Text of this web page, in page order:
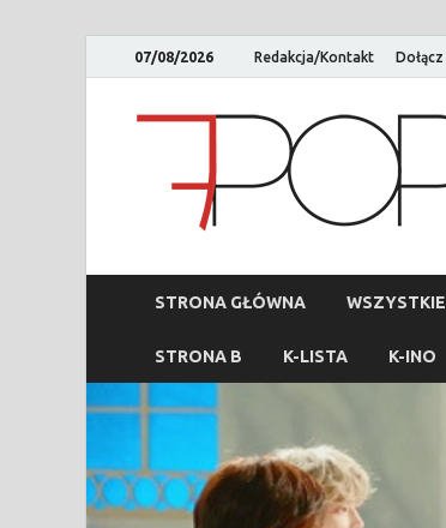
07/08/2026 Redakcja/Kontakt
STRONA GŁÓWNA
STRONA B K-LISTA K-INO